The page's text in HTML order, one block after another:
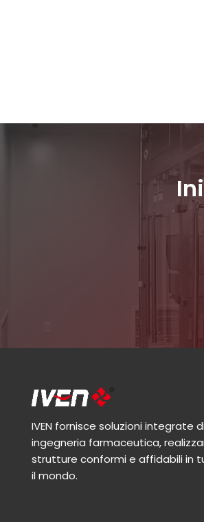
IVEN fornisce soluzioni integrate di
ingegneria farmaceutica,
strutture conformi e affidabili in
il mondo.